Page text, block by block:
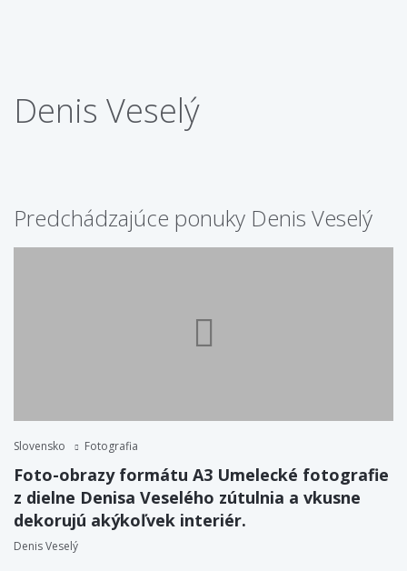
Denis Veselý
Predchádzajúce ponuky Denis Veselý
Slovensko Fotografia
Foto-obrazy formátu A3 Umelecké fotografie
z dielne Denisa Veselého zútulnia a vkusne
dekorujú akýkoľvek interiér.
Denis Veselý